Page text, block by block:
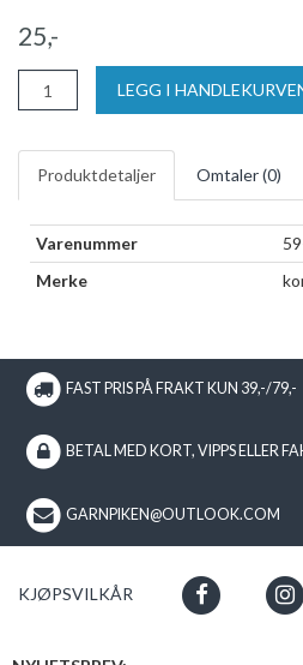
25,-
LEGG I
Produktdetaljer Omtaler (0)
Varenummer
Merke
FAST PRIS PÅ FRAKT KUN 39,-/79,-
BETAL MED KORT, VIPPS ELLER
GARNPIKEN@OUTLOOK.COM
KJØPSVILKÅR